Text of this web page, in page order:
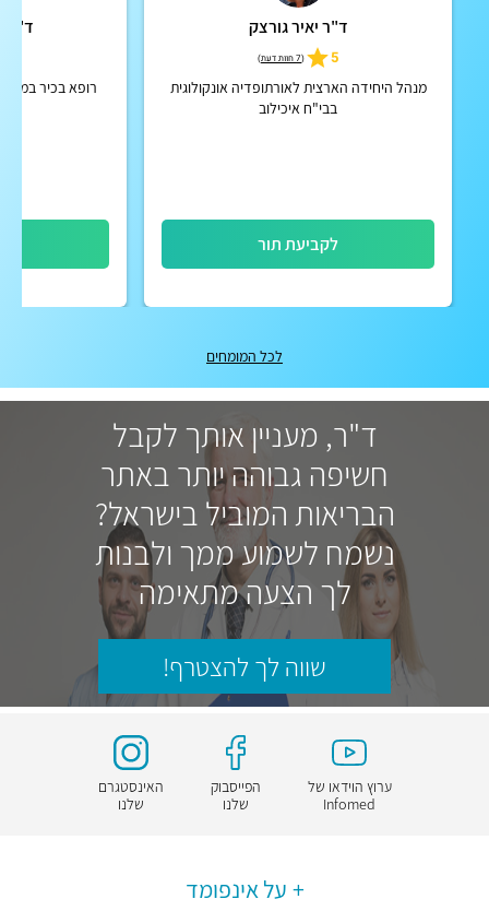
ד"ר יאיר גורצק
5
(7 חוות דעת )
מנהל היחידה הארצית לאורתופדיה אונקולוגית
בבי"ח איכילוב
לקביעת תור
ד"ר
רופא בכיר
לכל המומחים
ד"ר, מעניין אותך לקבל
חשיפה גבוהה יותר באתר
הבריאות המוביל בישראל?
נשמח לשמוע ממך ולבנות
לך הצעה מתאימה
שווה לך להצטרף!
ערוץ הוידאו של
Infomed
הפייסבוק
שלנו
האינסטגרם
שלנו
על אינפומד